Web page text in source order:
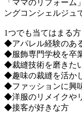
「ママのリフォー
ングコンシェルジュ
1つでも当てはまる
◆アパレル経験のあ
◆服飾専門学校を卒
◆裁縫技術を磨きた
◆趣味の裁縫を活か
◆ファッションに興
◆洋服のリメイクや
◆接客が好きな方